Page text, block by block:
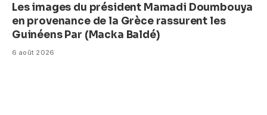
Les images du président Mamadi Doumbouya
en provenance de la Grèce rassurent les
Guinéens Par (Macka Baldé)
6 août 2026